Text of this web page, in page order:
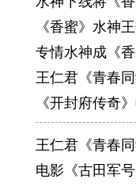
《香蜜》水神
专情水神成《
王仁君《青春
《开封府传奇
王仁君《青春
电影《古田军